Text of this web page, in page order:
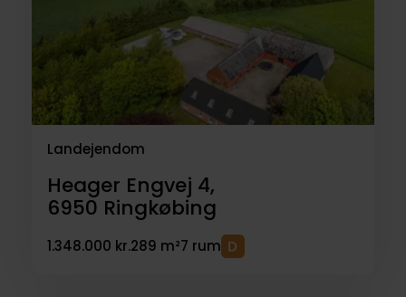
Landejendom
Heager Engvej 4,
6950 Ringkøbing
1.348.000 kr.289 m²7 rum